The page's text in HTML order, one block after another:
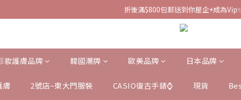
折後滿$800包郵送到你屋企+成為
妝護膚品牌 韓國潮牌 歐美品牌 日本品牌
膚 2號店~東大門服裝 CASIO復古手錶⌚️ 現貨